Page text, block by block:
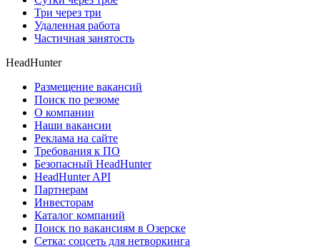
Три через три
Удаленная работа
Частичная занятость
HeadHunter
Размещение вакансий
Поиск по резюме
О компании
Наши вакансии
Реклама на сайте
Требования к ПО
Безопасный HeadHunter
HeadHunter API
Партнерам
Инвесторам
Каталог компаний
Поиск по вакансиям в Озерске
Сетка: соцсеть для нетворкинга